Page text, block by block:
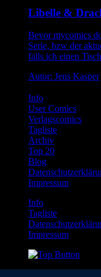
Libelle &
Bevor mycomics
Serie, bzw der
falls ich einen
Autor: Jens Kasper
Info
User Comics
Verlagscomics
Tagliste
Archiv
Top 20
Blog
Impressum
Info
Tagliste
Impressum